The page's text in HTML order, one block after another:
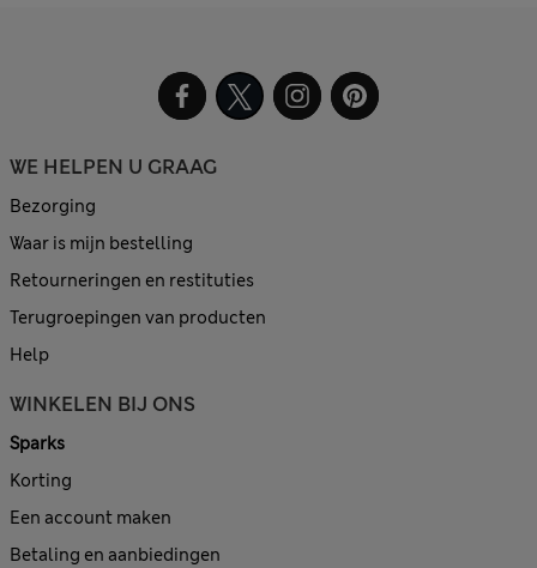
WE HELPEN U GRAAG
Bezorging
Waar is mijn bestelling
Retourneringen en restituties
Terugroepingen van producten
Help
WINKELEN BIJ ONS
Sparks
Korting
Een account maken
Betaling en aanbiedingen